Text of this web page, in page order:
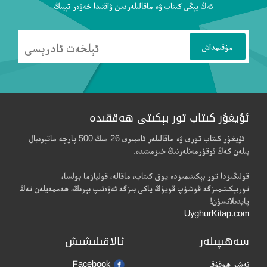
ئەڭ يېڭى كىتاب ۋە ماقالىلەردىن ۋاقتىدا خەۋەر تېپىڭ
ئۇيغۇر كىتاب تور بېكىتى ھەققىدە
ئۇيغۇر كىتاب تورى ۋە ماقالىلەر ئامبىرى 26 مىڭ 500 پارچە ماتېرىيال
بىلەن كەڭ ئوقۇرمەنلەرنىڭ خىزمىتىدە.
قولىڭىزدا تور بېكىتىمىزدە يوق كىتاب، ماقالە، قوليازما بولسا،
توربېكىتىمىزگە قوشۇپ قويۇڭ ياكى بىزگە ئەۋەتىپ بېرىڭ، ھەممەيلەن تەڭ
پايدىلانسۇن!
UyghurKitap.com
سەھىپىلەر
نەشر ھوقۇقى
ئالاقىلىشىش
Facebook